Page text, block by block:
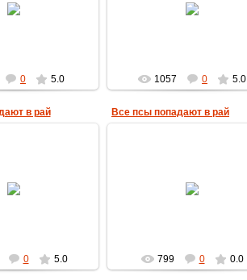
0 5.0 1057 0 5.0
в рай
0 5.0
Все псы попадают в рай
799 0 0.0